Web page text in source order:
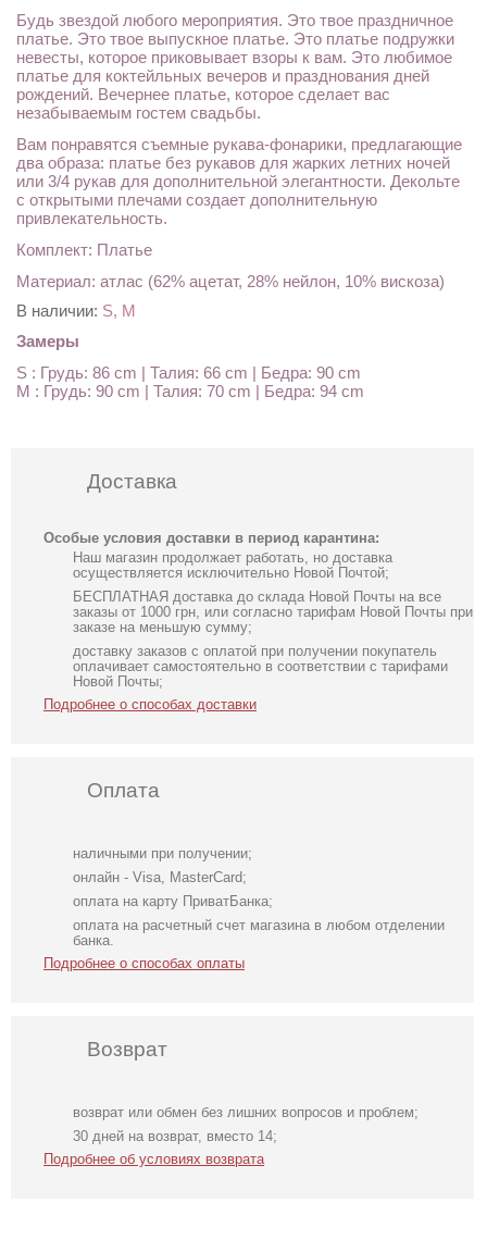
Будь звездой любого мероприятия. Это твое праздничное
платье. Это твое выпускное платье. Это платье подружки
невесты, которое приковывает взоры к вам. Это любимое
платье для коктейльных вечеров и празднования дней
рождений. Вечернее платье, которое сделает вас
незабываемым гостем свадьбы.
Вам понравятся съемные рукава-фонарики, предлагающие
два образа: платье без рукавов для жарких летних ночей
или 3/4 рукав для дополнительной элегантности. Декольте
с открытыми плечами создает дополнительную
привлекательность.
Комплект: Платье
Материал: атлас (62% ацетат, 28% нейлон, 10% вискоза)
В наличии: S, M
Замеры
S : Грудь: 86 cm | Талия: 66 cm | Бедра: 90 cm
M : Грудь: 90 cm | Талия: 70 cm | Бедра: 94 cm
Доставка
Особые условия доставки в период карантина:
Наш магазин продолжает работать, но доставка
осуществляется исключительно Новой Почтой;
БЕСПЛАТНАЯ доставка до склада Новой Почты на все
заказы от 1000 грн, или согласно тарифам Новой Почты при
заказе на меньшую сумму;
доставку заказов с оплатой при получении покупатель
оплачивает самостоятельно в соответствии с тарифами
Новой Почты;
Подробнее о способах доставки
Оплата
наличными при получении;
онлайн - Visa, MasterCard;
оплата на карту ПриватБанка;
оплата на расчетный счет магазина в любом отделении
банка.
Подробнее о способах оплаты
Возврат
возврат или обмен без лишних вопросов и проблем;
30 дней на возврат, вместо 14;
Подробнее об условиях возврата
Голубое
нарядное
облегающее
Вечернее
нарядное
корсетное платье